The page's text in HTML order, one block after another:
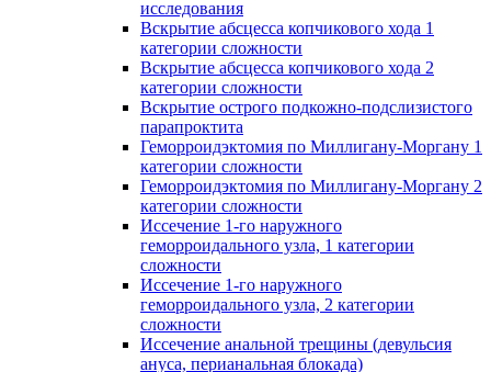
исследования
Вскрытие абсцесса копчикового хода 1
категории сложности
Вскрытие абсцесса копчикового хода 2
категории сложности
Вскрытие острого подкожно-подслизистого
парапроктита
Геморроидэктомия по Миллигану-Моргану 1
категории сложности
Геморроидэктомия по Миллигану-Моргану 2
категории сложности
Иссечение 1-го наружного
геморроидального узла, 1 категории
сложности
Иссечение 1-го наружного
геморроидального узла, 2 категории
сложности
Иссечение анальной трещины (девульсия
ануса, перианальная блокада)